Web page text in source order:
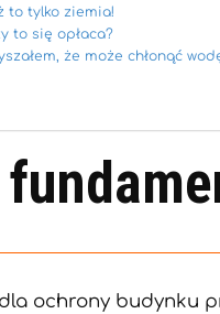
to tylko ziemia!
to się opłaca?
że może chłonąć
ochrony budynku